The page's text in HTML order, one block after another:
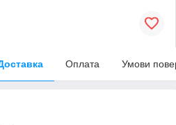
Оплата Умови